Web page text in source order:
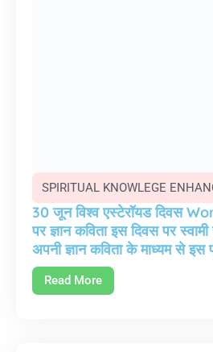
SPIRITUAL KNOWLEGE
30 जून विश्व एस्टेरॉयड दिवस
पर ज्ञान कविता इस दिवस पर
अपनी ज्ञान कविता के माध्यम से
Read More